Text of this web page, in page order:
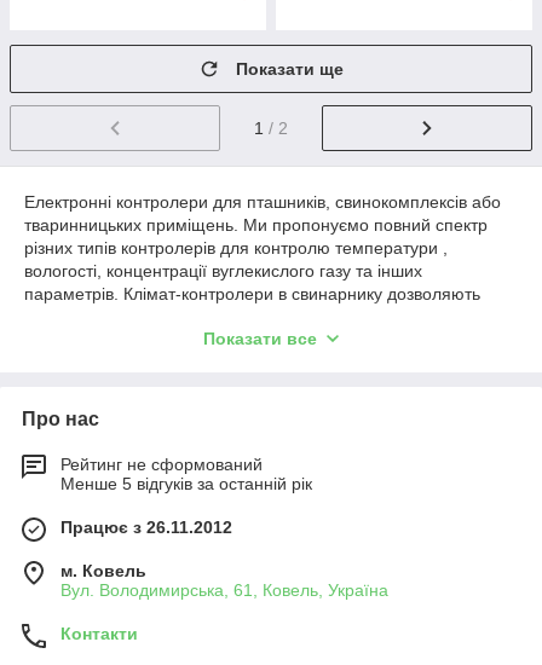
Показати ще
1 / 2
Електронні контролери для пташників, свинокомплексів або
тваринницьких приміщень. Ми пропонуємо повний спектр
різних типів контролерів для контролю температури ,
вологості, концентрації вуглекислого газу та інших
параметрів. Клімат-контролери в свинарнику дозволяють
дозволяють автоматично відкривати повітрозабірники. Ми
контролери освітлення.
Контролери мікроклімату для пташників дозволяють дуже
точно програмувати і встановлювати робочі параметри, щоб
корівнику.
Показати все
Про нас
Рейтинг не сформований
Менше 5 відгуків за останній рік
Працює з 26.11.2012
м. Ковель
Вул. Володимирська, 61, Ковель, Україна
Контакти